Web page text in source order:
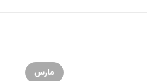
مارس